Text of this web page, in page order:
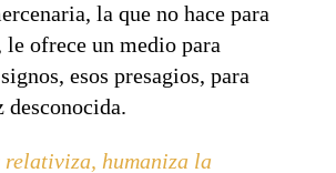
la que no hace para
le ofrece un medio para
esos presagios, para
desconocida.
relativiza, humaniza la